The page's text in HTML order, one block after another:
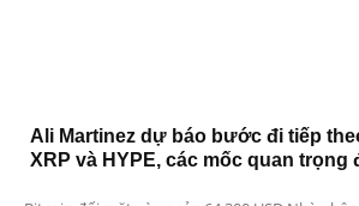
Ali Martinez dự báo bước đi tiếp
XRP và HYPE, các mốc quan trọng